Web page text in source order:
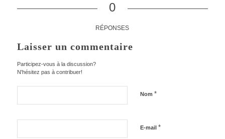
0
RÉPONSES
Laisser un commentaire
Participez-vous à la discussion?
N'hésitez pas à contribuer!
Nom *
E-mail *